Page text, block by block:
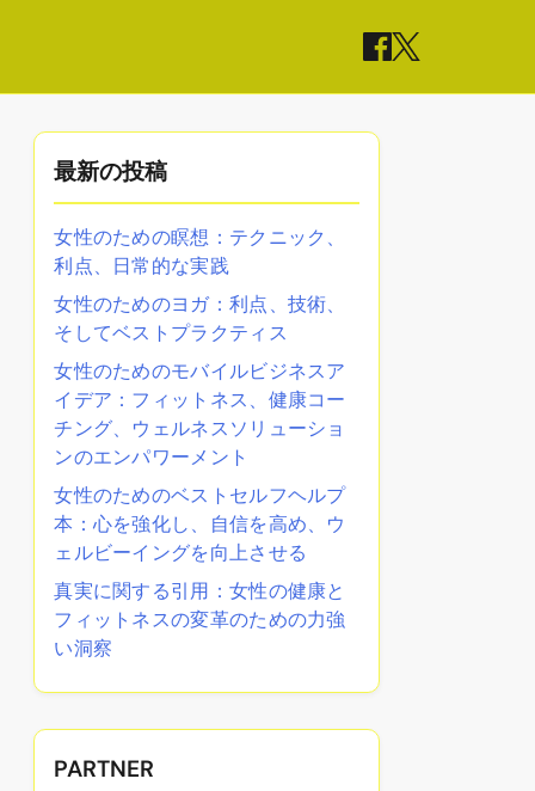
最新の投稿
女性のための瞑想：テクニック、
利点、日常的な実践
女性のためのヨガ：利点、技術、
そしてベストプラクティス
女性のためのモバイルビジネスア
イデア：フィットネス、健康コー
チング、ウェルネスソリューショ
ンのエンパワーメント
女性のためのベストセルフヘルプ
本：心を強化し、自信を高め、ウ
ェルビーイングを向上させる
真実に関する引用：女性の健康と
フィットネスの変革のための力強
い洞察
PARTNER